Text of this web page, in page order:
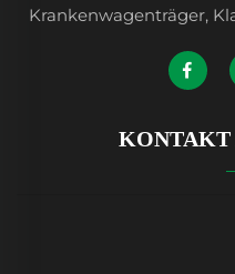
Krankenwagenträger,
KONTAKT